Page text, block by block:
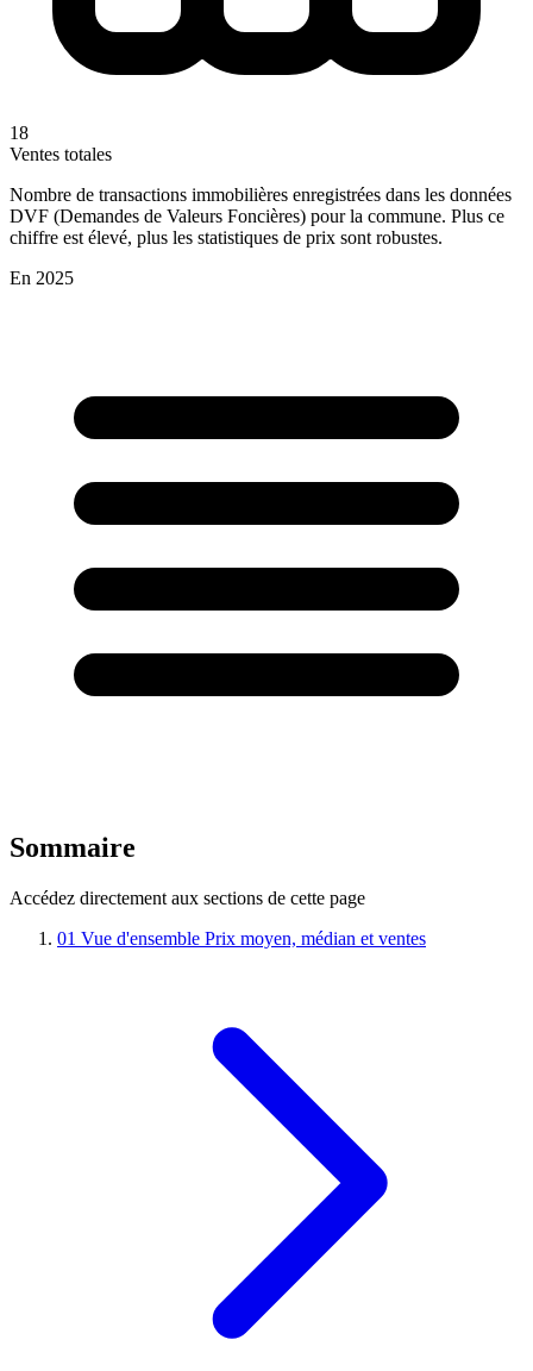
18
Ventes totales
Nombre de transactions immobilières enregistrées dans les données
DVF (Demandes de Valeurs Foncières) pour la commune. Plus ce
chiffre est élevé, plus les statistiques de prix sont robustes.
En 2025
Sommaire
Accédez directement aux sections de cette page
01 Vue d'ensemble Prix moyen, médian et ventes